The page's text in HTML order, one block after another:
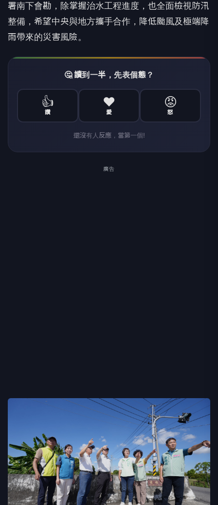
署南下會勘，除掌握治水工程進度，也全面檢視防汛
整備，希望中央與地方攜手合作，降低颱風及極端降
雨帶來的災害風險。
🤔 讀到一半，先表個態？
👍
讚
❤️
愛
😡
怒
還沒有人反應，當第一個!
廣告